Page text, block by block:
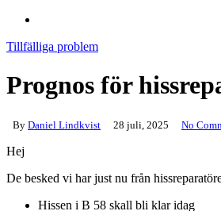
Tillfälliga problem
Prognos för
By Daniel Lindkvist 28 juli, 2025 No
Hej
De besked vi har just nu från
Hissen i B 58 skall bli klar idag